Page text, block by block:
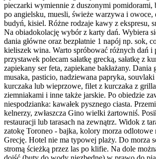
pieczarki wymiennie z duszonymi pomidorami,
po angielsku, muesli, świeże warzywa i owoce,
budyń, kisiel. Różne rodzaje kawy z ekspresu,
Na obiadokolację wybór z karty dań. Wybiera
dania główne oraz bezpłatnie 1 napój np. sok,
kieliszek wina. Warto spróbować różnych dań i
przystawek polecam sałatkę grecką, sałatkę z
zapiekany ser feta, zapiekane bakłażany. Dania
musaka, pasticio, nadziewana papryka, souvlaki
kurczaka lub wieprzowe, filet z kurczaka z
ziemniakami i inne także jarskie. Po obiedzie
niespodzianka: kawałek pysznego ciasta.
kelnerzy, zwłaszcza Gino wielki żartowniś.
restauracji lub tarasach na zewnątrz. Widok z
zatokę Toroneo - bajka, kolory morza odlotowe
Grecję. Hotel nie ma typowej plaży. Do morza
stromą ścieżką przez las po klifie. Na dole